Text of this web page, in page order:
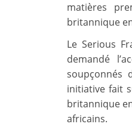
matières
britannique
Le Serious
demandé
soupçonnés
initiative fait
britannique
africains.